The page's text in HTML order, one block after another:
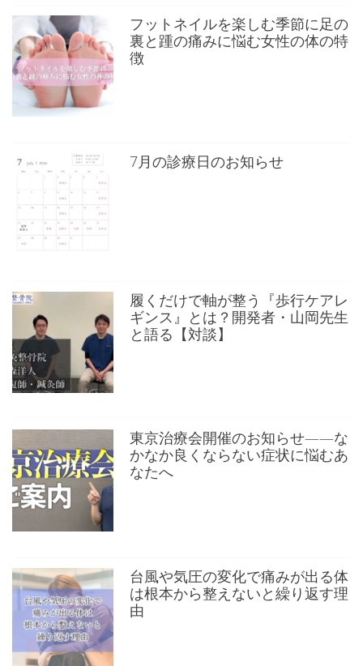
フットネイルを楽しむ季節に足の
裏と踵の痛みに悩む女性の体の特
徴
7月の診療日のお知らせ
履くだけで軸が整う『歩行ケアレ
ギンス』とは？開発者・山岡先生
と語る【対談】
東京治療会開催のお知らせ——な
かなか良くならない症状に悩むあ
なたへ
台風や気圧の変化で痛みが出る体
は根本から整えないと繰り返す理
由